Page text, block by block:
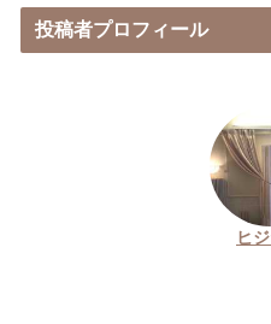
投稿者プロフィール
ヒ